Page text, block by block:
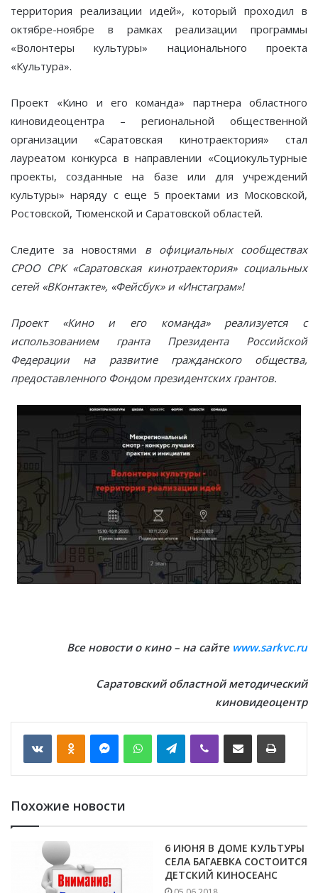
территория реализации идей», который проходил в
октябре-ноябре в рамках реализации программы
«Волонтеры культуры» национального проекта
«Культура».
Проект «Кино и его команда» партнера областного
киновидеоцентра – региональной общественной
организации «Саратовская кинотраектория» стал
лауреатом конкурса в направлении «Социокультурные
проекты, созданные на базе или для учреждений
культуры» наряду с еще 5 проектами из Московской,
Ростовской, Тюменской и Саратовской областей.
Следите за новостями в официальных сообществах
СРОО СРК «Саратовская кинотраектория» социальных
сетей «ВКонтакте», «Фейсбук» и «Инстаграм»!
Проект «Кино и его команда» реализуется с
использованием гранта Президента Российской
Федерации на развитие гражданского общества,
предоставленного Фондом президентских грантов.
Все новости о кино – на сайте www.sarkvc.ru
Саратовский областной методический
киновидеоцентр
VKontakte WhatsApp Telegram
Похожие новости
6 ИЮНЯ В ДОМЕ КУЛЬТУРЫ
СЕЛА БАГАЕВКА СОСТОИТСЯ
ДЕТСКИЙ КИНОСЕАНС